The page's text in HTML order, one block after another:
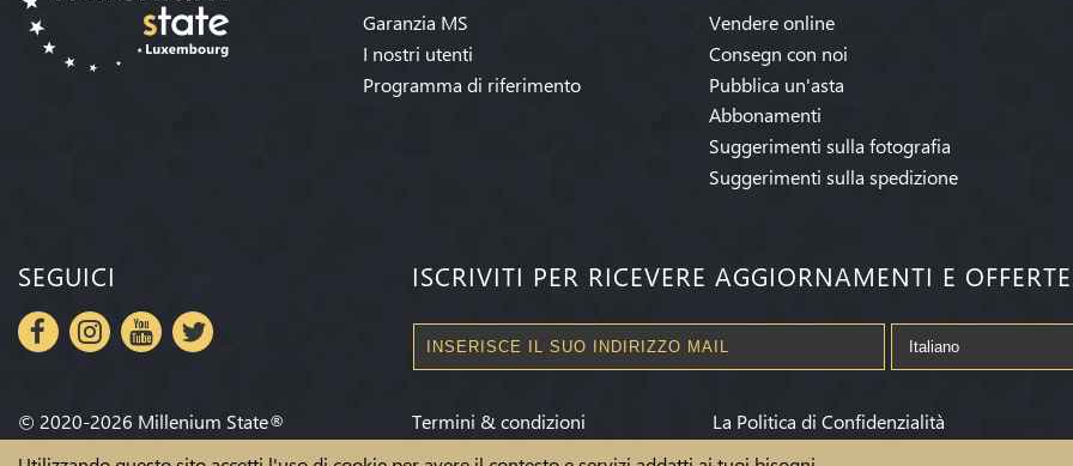
Garanzia MS
I nostri utenti
Programma di riferimento
Vendere online
Consegn con noi
Pubblica un'asta
Abbonamenti
Suggerimenti sulla fotografia
Suggerimenti sulla spedizione
SEGUICI ISCRIVITI PER RICEVERE AGGIORNAMENTI E
© 2020-2026 Millenium State® Termini & condizioni La Politica di Confidenzialità